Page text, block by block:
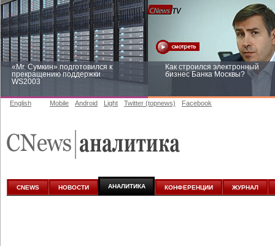
«Mr. Сумкин» подготовился к
прекращению поддержки
WS2003
Как строился электронный
бизнес Банка Москвы?
аналитике
English Mobile Android Light Twitter (topnews) Facebook
CNEWS НОВОСТИ АНАЛИТИКА КОНФЕРЕНЦИИ ЖУРНАЛ